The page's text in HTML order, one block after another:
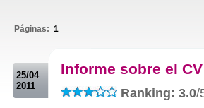
Páginas: 1
25/04
2011
Informe sobre el CV
Ranking: 3.0/